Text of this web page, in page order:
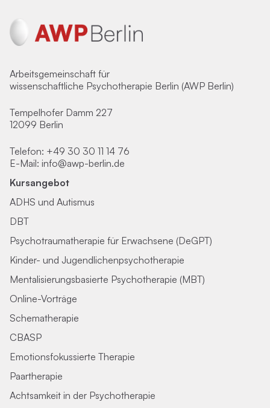
Arbeitsgemeinschaft für
wissenschaftliche Psychotherapie Berlin (AWP Berlin)
Tempelhofer Damm 227
12099 Berlin
Telefon: +49 30 30 11 14 76
E-Mail: info@awp-berlin.de
Kursangebot
ADHS und Autismus
DBT
Psychotraumatherapie für Erwachsene (DeGPT)
Kinder- und Jugendlichenpsychotherapie
Mentalisierungsbasierte Psychotherapie (MBT)
Online-Vorträge
Schematherapie
CBASP
Emotionsfokussierte Therapie
Paartherapie
Achtsamkeit in der Psychotherapie